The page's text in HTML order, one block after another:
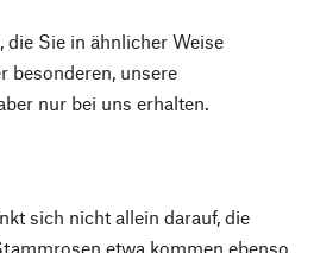
die Sie in ähnlicher Weise
besonderen, unsere
nur bei uns erhalten.
sich nicht allein darauf, die
etwa kommen ebenso